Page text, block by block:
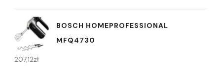
BOSCH HOMEPROFESSIONAL
MFQ4730
207,12zł